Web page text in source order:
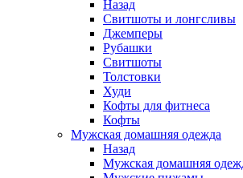
Назад
Свитшоты и лонгсливы
Джемперы
Рубашки
Свитшоты
Толстовки
Худи
Кофты для фитнеса
Кофты
Мужская домашняя одежда
Назад
Мужская домашняя